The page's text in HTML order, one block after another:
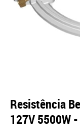
Resistência
127V 5500W